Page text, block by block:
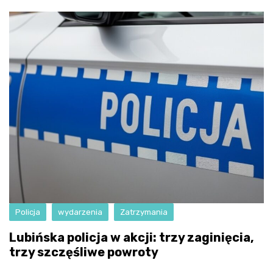
Policja wydarzenia Zatrzymania
Lubińska policja w akcji: trzy zaginięcia,
trzy szczęśliwe powroty